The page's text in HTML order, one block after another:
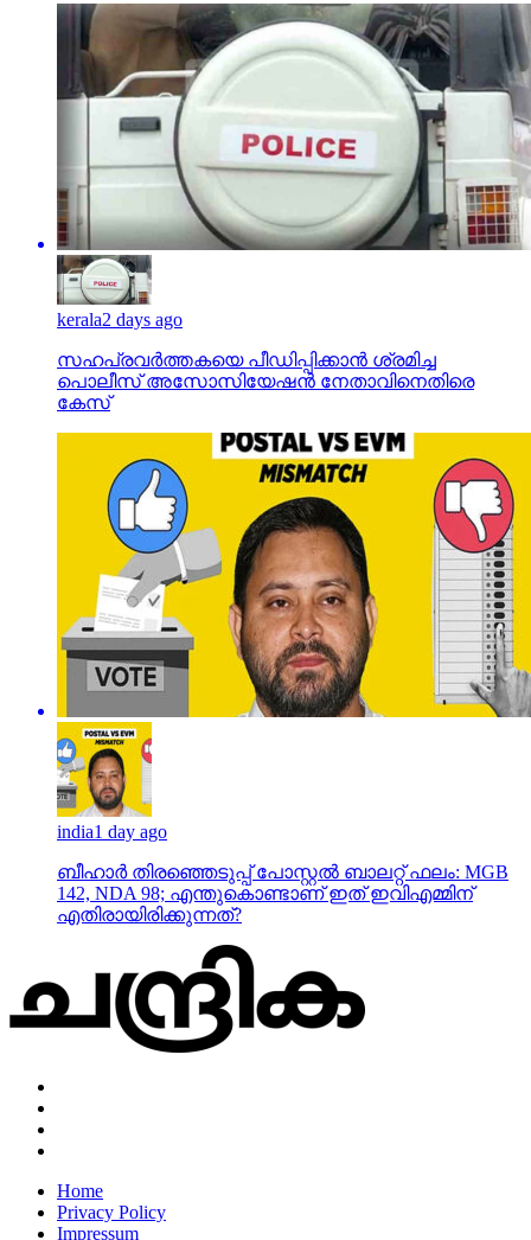
kerala2 days ago
സഹപ്രവര്‍ത്തകയെ പീഡിപ്പിക്കാന്‍ ശ്രമിച്ച
പൊലീസ് അസോസിയേഷന്‍ നേതാവിനെതിരെ
കേസ്
india1 day ago
ബീഹാർ തിരഞ്ഞെടുപ്പ് പോസ്റ്റൽ ബാലറ്റ് ഫലം: MGB
142, NDA 98; എന്തുകൊണ്ടാണ് ഇത് ഇവിഎമ്മിന്
എതിരായിരിക്കുന്നത്?
News
business
crime